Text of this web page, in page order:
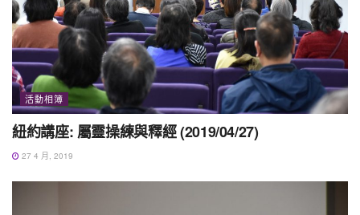
活動相簿
紐約講座: 屬靈操練與釋經 (2019/04/27)
27 4 月, 2019